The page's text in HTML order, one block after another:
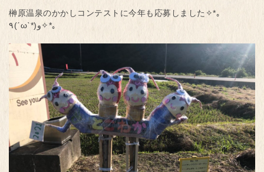
榊原温泉のかかしコンテストに今年も応募しました✧*｡
٩(ˊωˋ*)و✧*｡